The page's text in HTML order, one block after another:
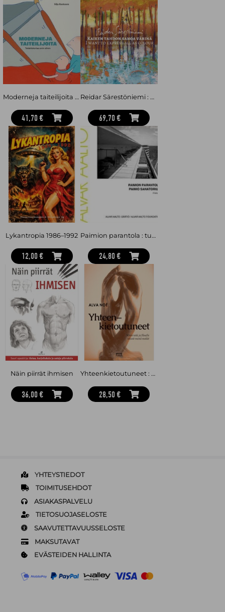
Moderneja taiteilijoita : taidehistoriaa omin silmin
41,70 €
Reidar Särestöniemi : Kaiken tahdon sanoa värinä = I want to express all as colour
69,70 €
Lykantropia 1986–1992
12,00 €
Paimion parantola : tuberkuloosiparantola, Paimio 1929-32, Alvar Aallon arkkitehtuuria no 1
24,80 €
Näin piirrät ihmisen
36,00 €
Yhteenkietoutuneet : miten taide ja filosofia tekevät meistä meidät
28,50 €
YHTEYSTIEDOT
TOIMITUSEHDOT
ASIAKASPALVELU
TIETOSUOJASELOSTE
SAAVUTETTAVUUSSELOSTE
MAKSUTAVAT
EVÄSTEIDEN HALLINTA